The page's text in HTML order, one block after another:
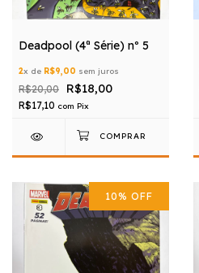
Deadpool (4ª Série) nº 5
2x de R$9,00 sem juros
R$20,00 R$18,00
R$17,10 com Pix
10% OFF